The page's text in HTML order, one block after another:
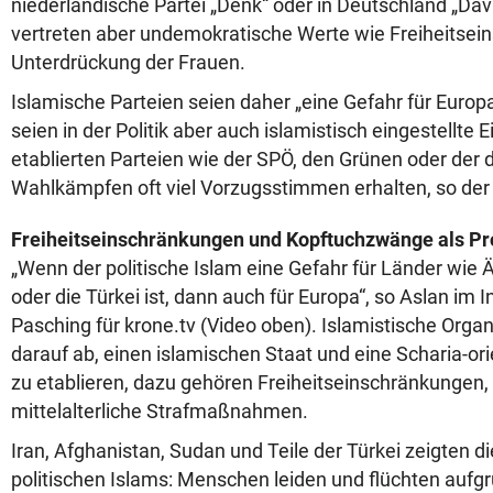
niederländische Partei „Denk“ oder in Deutschland
vertreten aber undemokratische Werte wie
Unterdrückung der Frauen.
Islamische Parteien seien daher „eine Gefahr für
seien in der Politik aber auch islamistisch eingestellte
etablierten Parteien wie der SPÖ, den Grünen oder der
Wahlkämpfen oft viel Vorzugsstimmen erhalten, so
Freiheitseinschränkungen und Kopftuchzwänge als
„Wenn der politische Islam eine Gefahr für Länder wie
oder die Türkei ist, dann auch für Europa“, so Aslan im
Pasching für krone.tv (Video oben). Islamistische
darauf ab, einen islamischen Staat und eine Scharia-
zu etablieren, dazu gehören
mittelalterliche Strafmaßnahmen.
Iran, Afghanistan, Sudan und Teile der Türkei zeigten
politischen Islams: Menschen leiden und flüchten